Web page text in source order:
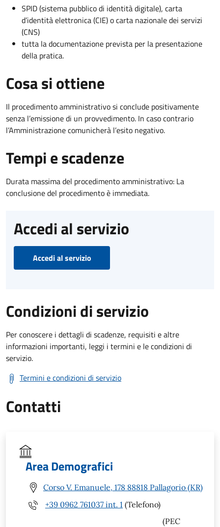
SPID (sistema pubblico di identità digitale), carta
d’identità elettronica (CIE) o carta nazionale dei servizi
(CNS)
tutta la documentazione prevista per la presentazione
della pratica.
Cosa si ottiene
Il procedimento amministrativo si conclude positivamente
senza l’emissione di un provvedimento. In caso contrario
l’Amministrazione comunicherà l’esito negativo.
Tempi e scadenze
Durata massima del procedimento amministrativo: La
conclusione del procedimento è immediata.
Accedi al servizio
Accedi al servizio
Condizioni di servizio
Per conoscere i dettagli di scadenze, requisiti e altre
informazioni importanti, leggi i termini e le condizioni di
servizio.
Termini e condizioni di servizio
Contatti
Area Demografici
Corso V. Emanuele, 178 88818 Pallagorio (KR)
+39 0962 761037 int. 1 (Telefono)
(PEC